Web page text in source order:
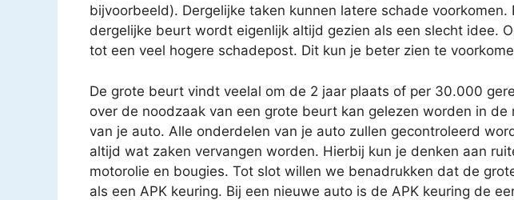
bijvoorbeeld). Dergelijke taken kunnen latere schade voorkomen.
dergelijke beurt wordt eigenlijk altijd gezien als een slecht idee.
tot een veel hogere schadepost. Dit kun je beter zien te
De grote beurt vindt veelal om de 2 jaar plaats of per 30.000
over de noodzaak van een grote beurt kan gelezen worden in de
van je auto. Alle onderdelen van je auto zullen gecontroleerd
altijd wat zaken vervangen worden. Hierbij kun je denken aan
motorolie en bougies. Tot slot willen we benadrukken dat de
als een APK keuring. Bij een nieuwe auto is de APK keuring de